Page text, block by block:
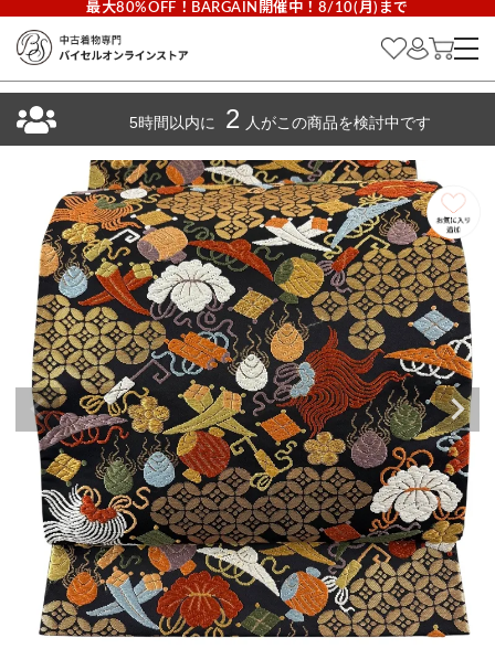
最大80%OFF！BARGAIN開催中！8/10(月)まで
5時間以内に 2 人がこの商品を検討中です